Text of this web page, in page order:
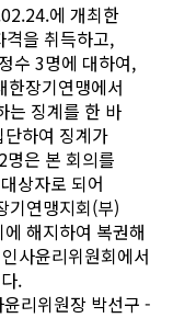
에 개최한
을 취득하고,
수 3명에 대하여,
장기연맹에서
는 징계를 한 바
하여 징계가
명은 본 회의를
상자로 되어
기연맹지회(부)
해지하여 복권해
사윤리위원회에서
.
리위원장 박선구 -